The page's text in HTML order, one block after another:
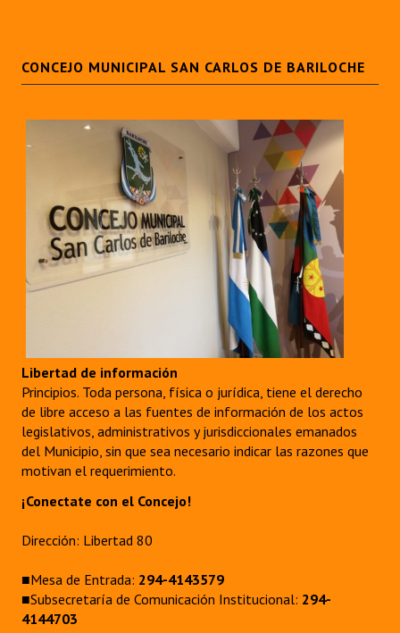
CONCEJO MUNICIPAL SAN CARLOS DE BARILOCHE
Libertad de información
Principios. Toda persona, física o jurídica, tiene el derecho
de libre acceso a las fuentes de información de los actos
legislativos, administrativos y jurisdiccionales emanados
del Municipio, sin que sea necesario indicar las razones que
motivan el requerimiento.
¡Conectate con el Concejo!
Dirección: Libertad 80
■Mesa de Entrada: 294-4143579
■Subsecretaría de Comunicación Institucional: 294-
4144703